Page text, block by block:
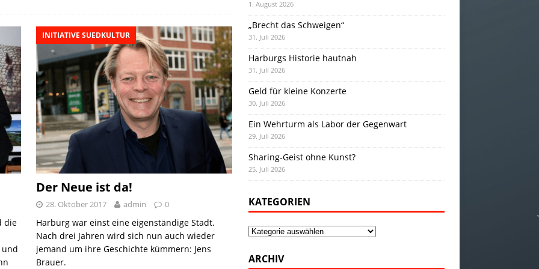
l
s
k
y
b
o
o
k
e
d
I
n
L
i
n
k
o
d
o
n
e
n
die
INITIATIVE SUEDKULTUR
Der Neue ist da!
28. Oktober 2017 admin 0
Harburg war einst eine eigenständige Stadt.
Nach drei Jahren wird sich nun auch wieder
jemand um ihre Geschichte kümmern: Jens
Brauer.
1. August 2026
„Brecht das Schweigen“
31. Juli 2026
Harburgs Historie hautnah
31. Juli 2026
Geld für kleine Konzerte
30. Juli 2026
Ein Wehrturm als Labor der Gegenwart
29. Juli 2026
Sharing-Geist ohne Kunst?
25. Juli 2026
KATEGORIEN
Kategorien
ARCHIV